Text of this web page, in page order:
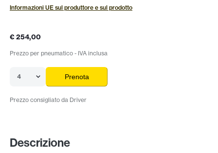
Informazioni UE sul produttore e sul prodotto
€ 254,00
Prezzo per pneumatico - IVA inclusa
4 Prenota
Prezzo consigliato da Driver
Descrizione